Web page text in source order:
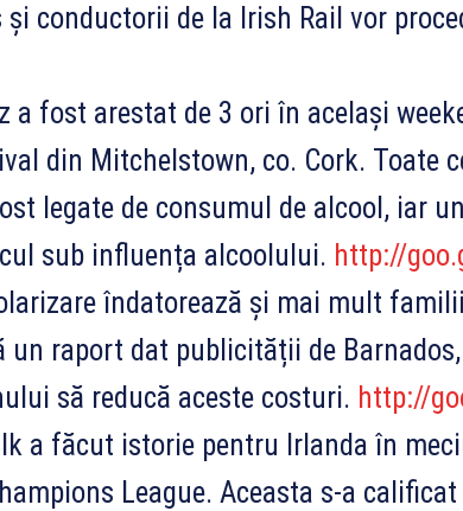
conductorii de la Irish Rail vor
fost arestat de 3 ori în același
din Mitchelstown, co. Cork. Toate
legate de consumul de alcool, iar
sub influența alcoolului. http://
îndatorează și mai mult
raport dat publicității de
să reducă aceste costuri. http://
a făcut istorie pentru Irlanda în
League. Aceasta s-a